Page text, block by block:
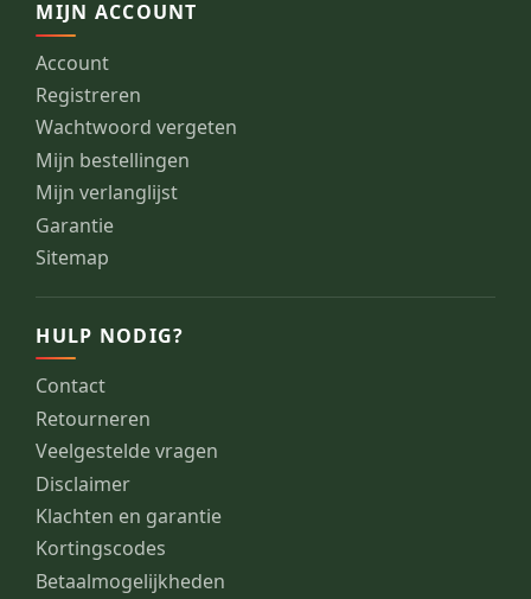
MIJN ACCOUNT
Account
Registreren
Wachtwoord vergeten
Mijn bestellingen
Mijn verlanglijst
Garantie
Sitemap
HULP NODIG?
Contact
Retourneren
Veelgestelde vragen
Disclaimer
Klachten en garantie
Kortingscodes
Betaalmogelijkheden